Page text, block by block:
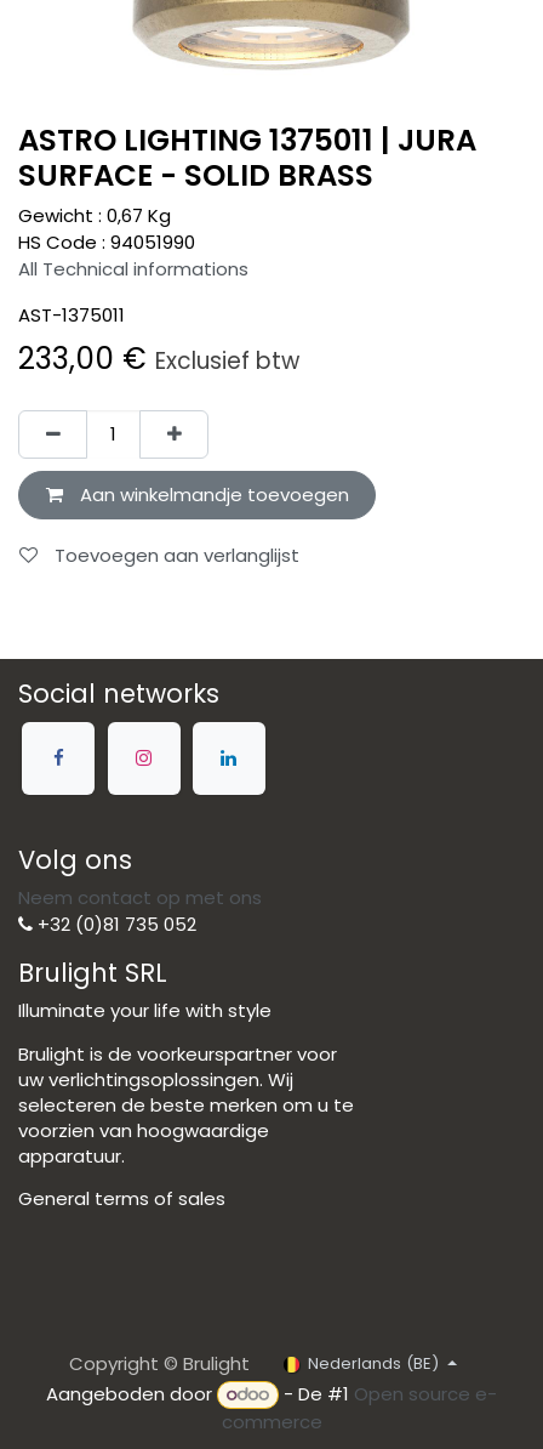
ASTRO LIGHTING 1375011 | JURA
SURFACE - SOLID BRASS
Gewicht : 0,67 Kg
HS Code : 94051990
All Technical informations
AST-1375011
233,00 € Exclusief btw
Aan winkelmandje toevoegen
Toevoegen aan verlanglijst
Social networks
Volg ons
Neem contact op met ons
+32 (0)81 735 052
Brulight SRL
Illuminate your life with style
Brulight is de voorkeurspartner voor
uw verlichtingsoplossingen. Wij
selecteren de beste merken om u te
voorzien van hoogwaardige
apparatuur.
General terms of sales
Copyright © Brulight Nederlands (BE)
Aangeboden door - De #1 Open source e-
commerce